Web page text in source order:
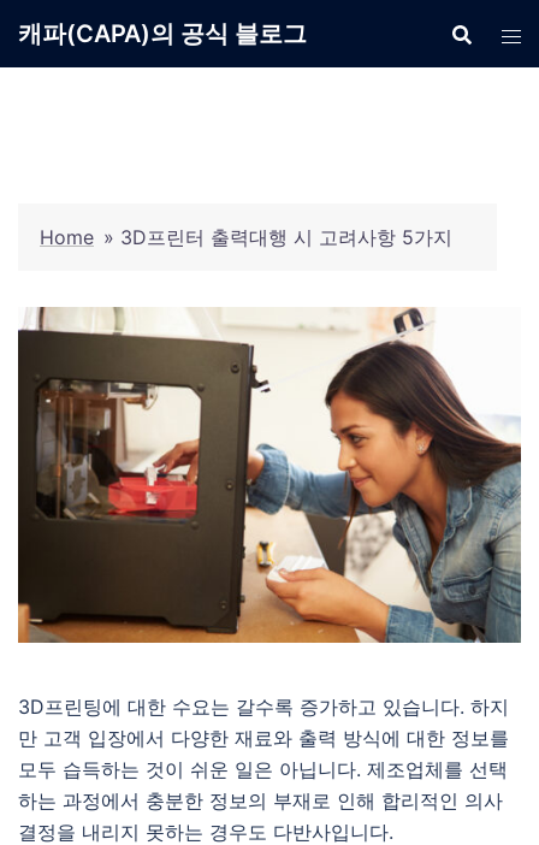
캐파(CAPA)의 공식 블로그
Home » 3D프린터 출력대행 시 고려사항 5가지
3D프린팅에 대한 수요는 갈수록 증가하고 있습니다. 하지
만 고객 입장에서 다양한 재료와 출력 방식에 대한 정보를
모두 습득하는 것이 쉬운 일은 아닙니다. 제조업체를 선택
하는 과정에서 충분한 정보의 부재로 인해 합리적인 의사
결정을 내리지 못하는 경우도 다반사입니다.